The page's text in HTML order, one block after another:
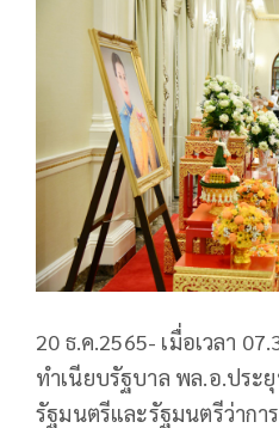
20 ธ.ค.2565- เมื่อเวลา
ทำเนียบรัฐบาล พล.อ.ประ
รัฐมนตรีและรัฐมนตรีว่ากา